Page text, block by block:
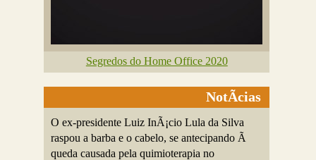
Segredos do Home Office 2020
NotÃ­cias
O ex-presidente Luiz InÃ¡cio Lula da Silva
raspou a barba e o cabelo, se antecipando Ã
queda causada pela quimioterapia no